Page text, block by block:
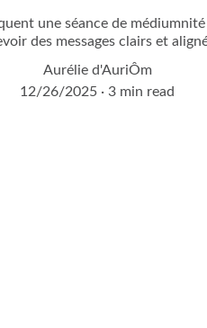
une séance de
des messages clairs et
Aurélie d'AuriÔm
12/26/2025
3 min read